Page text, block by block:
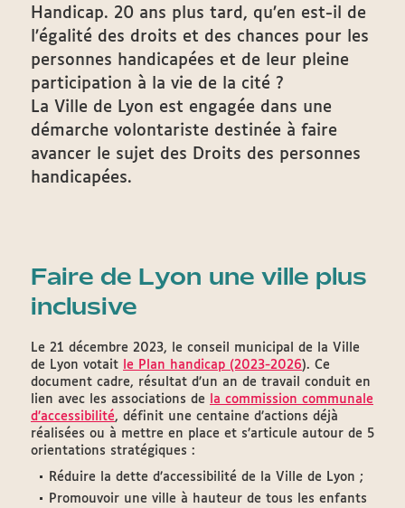
Handicap. 20 ans plus tard, qu’en est-il de
l’égalité des droits et des chances pour les
personnes handicapées et de leur pleine
participation à la vie de la cité ?
La Ville de Lyon est engagée dans une
démarche volontariste destinée à faire
avancer le sujet des Droits des personnes
handicapées.
Faire de Lyon une ville plus
inclusive
Le 21 décembre 2023, le conseil municipal de la Ville
de Lyon votait
le Plan handicap (2023-2026). Ce
document cadre, résultat d’un an de travail conduit en
lien avec les associations de
la commission communale
d’accessibilité, définit une centaine d’actions déjà
réalisées ou à mettre en place et s’articule autour de 5
orientations stratégiques :
Réduire la dette d’accessibilité de la Ville de Lyon ;
Promouvoir une ville à hauteur de tous les enfants